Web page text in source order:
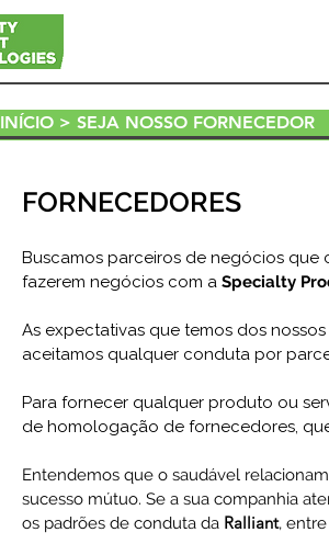
INÍCIO > SEJA NOSSO FORNECEDOR
FORNECEDORES
Buscamos parceiros de negócios que
fazerem negócios com a Specialty
As expectativas que temos dos
aceitamos qualquer conduta por
Para fornecer qualquer produto ou
de homologação de fornecedores,
Entendemos que o saudável
sucesso mútuo. Se a sua companhia
os padrões de conduta da Ralliant,